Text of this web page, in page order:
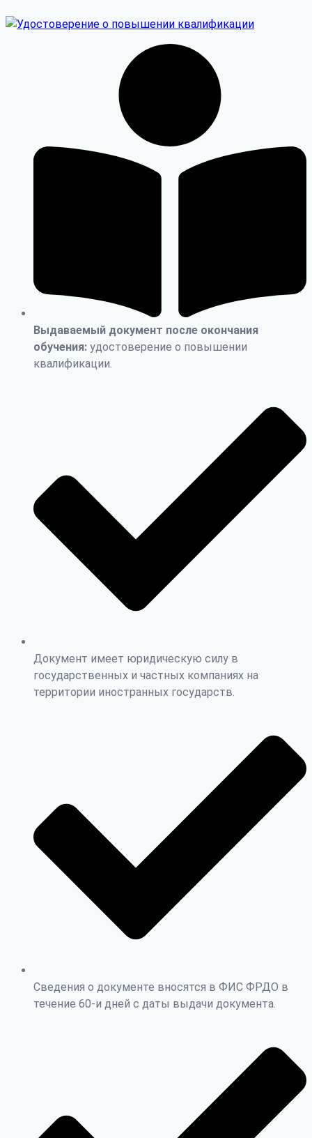
Выдаваемый документ после окончания
обучения: удостоверение о повышении
квалификации.
Документ имеет юридическую силу в
государственных и частных компаниях на
территории иностранных государств.
Сведения о документе вносятся в ФИС ФРДО в
течение 60-и дней с даты выдачи документа.